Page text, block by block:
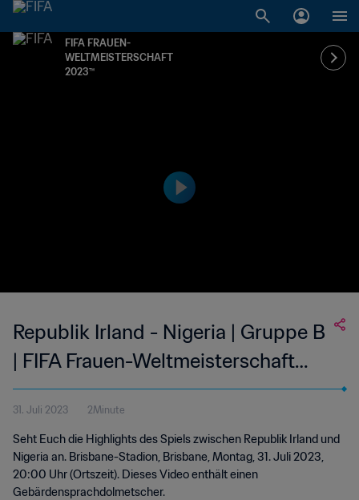
FIFA FRAUEN-
WELTMEISTERSCHAFT
2023™
Republik Irland - Nigeria | Gruppe B
| FIFA Frauen-Weltmeisterschaft
Australien & Neuseeland 2023™ |
Highlights (Gebärdensprache)
31. Juli 2023 2Minute
Seht Euch die Highlights des Spiels zwischen Republik Irland und
Nigeria an. Brisbane-Stadion, Brisbane, Montag, 31. Juli 2023,
20:00 Uhr (Ortszeit). Dieses Video enthält einen
Gebärdensprachdolmetscher.